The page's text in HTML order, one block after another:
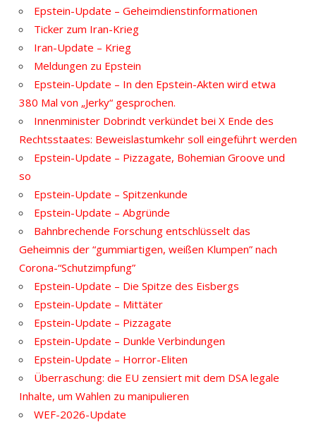
Epstein-Update – Geheimdienstinformationen
Ticker zum Iran-Krieg
Iran-Update – Krieg
Meldungen zu Epstein
Epstein-Update – In den Epstein-Akten wird etwa
380 Mal von „Jerky“ gesprochen.
Innenminister Dobrindt verkündet bei X Ende des
Rechtsstaates: Beweislastumkehr soll eingeführt werden
Epstein-Update – Pizzagate, Bohemian Groove und
so
Epstein-Update – Spitzenkunde
Epstein-Update – Abgründe
Bahnbrechende Forschung entschlüsselt das
Geheimnis der “gummiartigen, weißen Klumpen” nach
Corona-“Schutzimpfung”
Epstein-Update – Die Spitze des Eisbergs
Epstein-Update – Mittäter
Epstein-Update – Pizzagate
Epstein-Update – Dunkle Verbindungen
Epstein-Update – Horror-Eliten
Überraschung: die EU zensiert mit dem DSA legale
Inhalte, um Wahlen zu manipulieren
WEF-2026-Update